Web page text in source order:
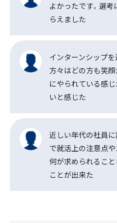
よかったです。選
らえました
インターンシップ
方々はどの方も笑
にやられている感
いと感じた
近しい年代の社員
で就活上の注意点
何が求められるこ
ことが出来た